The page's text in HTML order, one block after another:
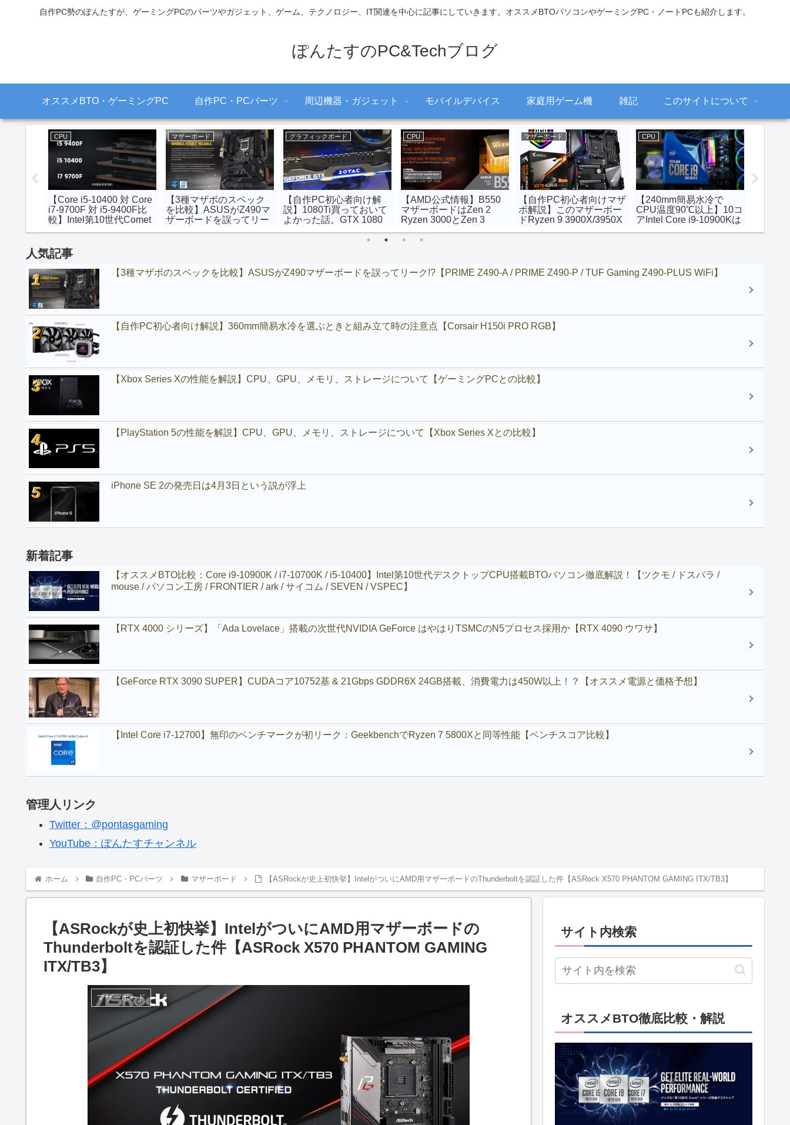
自作PC勢のぽんたすが、ゲーミングPCのパーツやガジェット、ゲーム、テクノロジー、IT関連を中心に記事にしていきます。オススメBTOパソコンやゲーミングPC・ノートPCも紹介します。
ぽんたすのPC&Techブログ
オススメBTO・ゲーミングPC 自作PC・PCパーツ 周辺機器・ガジェット モバイルデバイス 家庭用ゲーム機 雑記 このサイトについて
【自作PC初心者向けマザ
ボ解説】このマザーボー
ドRyzen 9 3900X/3950X
載せても余裕やん･･･
MASTER】
CPU
【240mm簡易水冷で
CPU温度90℃以上】10コ
アIntel Core i9-10900Kは
やはり爆熱：4.8GHz動作
CPUクーラー
【自作PC初心者向け】簡
易水冷か空冷かで悩んで
いる人のための注意点
【簡易水冷の冷却性能と
ケース
Fractalから出た新PCケ
ース【Define 7/Define 7
XL】が気になりすぎる件
CPU
【MSIはB460で常時最大
255Wのブースト!?】比
較：ASUS/ASRock/MSI
のH470/B460/H410マザ
能！
ストレージ
【自作PC初心者向けレビ
ュー】ADATAのM.2 SSD
がコスパ良すぎて超おす
すめです。【XPG
メモリ・RAM
個人輸入で国内非
モリをゲット！
TridentZ White-
3200MHz
人気記事
【3種マザボのスペックを比較】ASUSがZ490マザーボードを誤ってリーク!?【PRIME Z490-A / PRIME Z490-P / TUF Gaming Z490-PLUS WiFi】
【自作PC初心者向け解説】360mm簡易水冷を選ぶときと組み立て時の注意点【Corsair H150i PRO RGB】
【Xbox Series Xの性能を解説】CPU、GPU、メモリ、ストレージについて【ゲーミングPCとの比較】
【PlayStation 5の性能を解説】CPU、GPU、メモリ、ストレージについて【Xbox Series Xとの比較】
iPhone SE 2の発売日は4月3日という説が浮上
新着記事
【オススメBTO比較：Core i9-10900K / i7-10700K / i5-10400】Intel第10世代デスクトップCPU搭載BTOパソコン徹底解説！【ツクモ / ドスパラ /
mouse / パソコン工房 / FRONTIER / ark / サイコム / SEVEN / VSPEC】
【RTX 4000 シリーズ】「Ada Lovelace」搭載の次世代NVIDIA GeForce はやはりTSMCのN5プロセス採用か【RTX 4090 ウワサ】
【GeForce RTX 3090 SUPER】CUDAコア10752基 & 21Gbps GDDR6X 24GB搭載、消費電力は450W以上！？【オススメ電源と価格予想】
【Intel Core i7-12700】無印のベンチマークが初リーク：GeekbenchでRyzen 7 5800Xと同等性能【ベンチスコア比較】
管理人リンク
Twitter：@pontasgaming
YouTube：ぽんたすチャンネル
ホーム 自作PC・PCパーツ マザーボード 【ASRockが史上初快挙】IntelがついにAMD用マザーボードのThunderboltを認証した件【ASRock X570 PHANTOM GAMING ITX/TB3】
【ASRockが史上初快挙】IntelがついにAMD用マザーボードの
Thunderboltを認証した件【ASRock X570 PHANTOM GAMING
ITX/TB3】
マザーボード
サイト内検索
オススメBTO徹底比較・解説